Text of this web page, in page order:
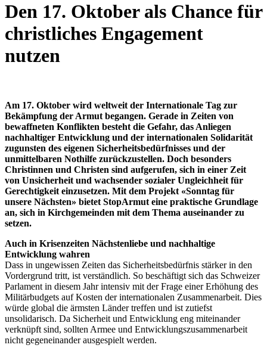
Den 17. Oktober als Chance für
christliches Engagement
nutzen
Am 17. Oktober wird weltweit der Internationale Tag zur
Bekämpfung der Armut begangen. Gerade in Zeiten von
bewaffneten Konflikten besteht die Gefahr, das Anliegen
nachhaltiger Entwicklung und der internationalen Solidarität
zugunsten des eigenen Sicherheitsbedürfnisses und der
unmittelbaren Nothilfe zurückzustellen. Doch besonders
Christinnen und Christen sind aufgerufen, sich in einer Zeit
von Unsicherheit und wachsender sozialer Ungleichheit für
Gerechtigkeit einzusetzen. Mit dem Projekt «Sonntag für
unsere Nächsten» bietet StopArmut eine praktische Grundlage
an, sich in Kirchgemeinden mit dem Thema auseinander zu
setzen.
Auch in Krisenzeiten Nächstenliebe und nachhaltige
Entwicklung wahren
Dass in ungewissen Zeiten das Sicherheitsbedürfnis stärker in den
Vordergrund tritt, ist verständlich. So beschäftigt sich das Schweizer
Parlament in diesem Jahr intensiv mit der Frage einer Erhöhung des
Militärbudgets auf Kosten der internationalen Zusammenarbeit. Dies
würde global die ärmsten Länder treffen und ist zutiefst
unsolidarisch. Da Sicherheit und Entwicklung eng miteinander
verknüpft sind, sollten Armee und Entwicklungszusammenarbeit
nicht gegeneinander ausgespielt werden.